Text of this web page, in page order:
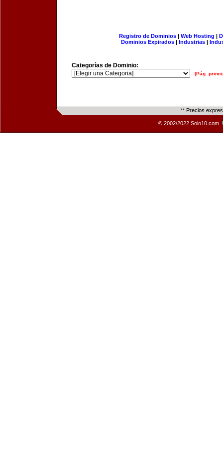
Registro de Dominios| Web Hosting |
Dominios Expirados | Industrias |
Categorías de Dominio:
[Pág.
** Precios
© 2002/2022 Solo10.com